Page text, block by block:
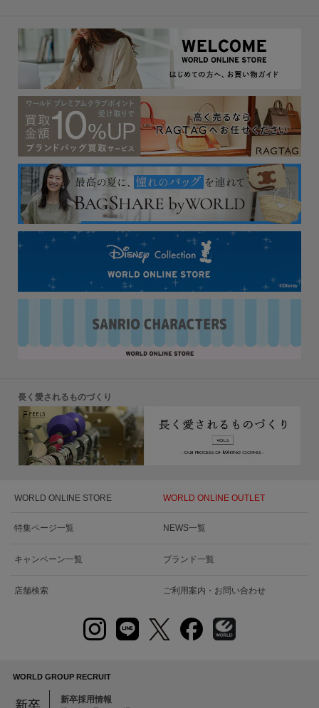
長く愛されるものづくり
WORLD ONLINE STORE WORLD ONLINE OUTLET
特集ページ一覧 NEWS一覧
キャンペーン一覧 ブランド一覧
店舗検索 ご利用案内・お問い合わせ
WORLD GROUP RECRUIT
新卒 新卒採用情報